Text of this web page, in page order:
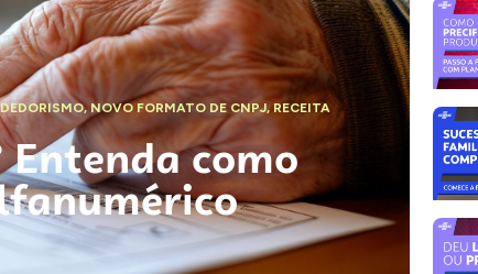
,NOVO FORMATO DE CNPJ,RECEITA
como